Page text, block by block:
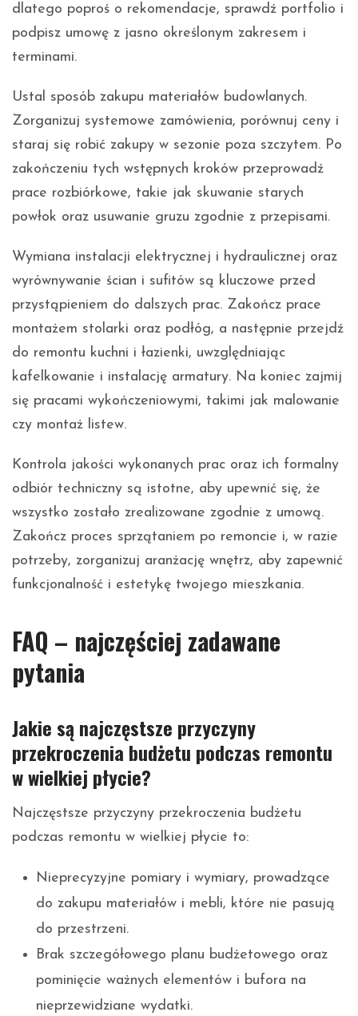
dlatego poproś o rekomendacje, sprawdź portfolio i
podpisz umowę z jasno określonym zakresem i
terminami.
Ustal sposób zakupu materiałów budowlanych.
Zorganizuj systemowe zamówienia, porównuj ceny i
staraj się robić zakupy w sezonie poza szczytem. Po
zakończeniu tych wstępnych kroków przeprowadź
prace rozbiórkowe, takie jak skuwanie starych
powłok oraz usuwanie gruzu zgodnie z przepisami.
Wymiana instalacji elektrycznej i hydraulicznej oraz
wyrównywanie ścian i sufitów są kluczowe przed
przystąpieniem do dalszych prac. Zakończ prace
montażem stolarki oraz podłóg, a następnie przejdź
do remontu kuchni i łazienki, uwzględniając
kafelkowanie i instalację armatury. Na koniec zajmij
się pracami wykończeniowymi, takimi jak malowanie
czy montaż listew.
Kontrola jakości wykonanych prac oraz ich formalny
odbiór techniczny są istotne, aby upewnić się, że
wszystko zostało zrealizowane zgodnie z umową.
Zakończ proces sprzątaniem po remoncie i, w razie
potrzeby, zorganizuj aranżację wnętrz, aby zapewnić
funkcjonalność i estetykę twojego mieszkania.
FAQ – najczęściej zadawane
pytania
Jakie są najczęstsze przyczyny
przekroczenia budżetu podczas remontu
w wielkiej płycie?
Najczęstsze przyczyny przekroczenia budżetu
podczas remontu w wielkiej płycie to:
Nieprecyzyjne pomiary i wymiary, prowadzące
do zakupu materiałów i mebli, które nie pasują
do przestrzeni.
Brak szczegółowego planu budżetowego oraz
pominięcie ważnych elementów i bufora na
nieprzewidziane wydatki.